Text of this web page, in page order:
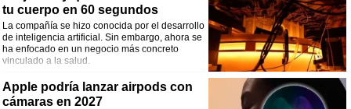
tu cuerpo en 60 segundos
La compañía se hizo conocida por el desarrollo
de inteligencia artificial. Sin embargo, ahora se
ha enfocado en un negocio más concreto
vinculado a la salud.
Apple podría lanzar airpods con
cámaras en 2027